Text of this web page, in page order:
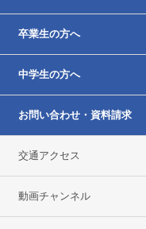
卒業生の方へ
中学生の方へ
お問い合わせ・資料請求
交通アクセス
動画チャンネル